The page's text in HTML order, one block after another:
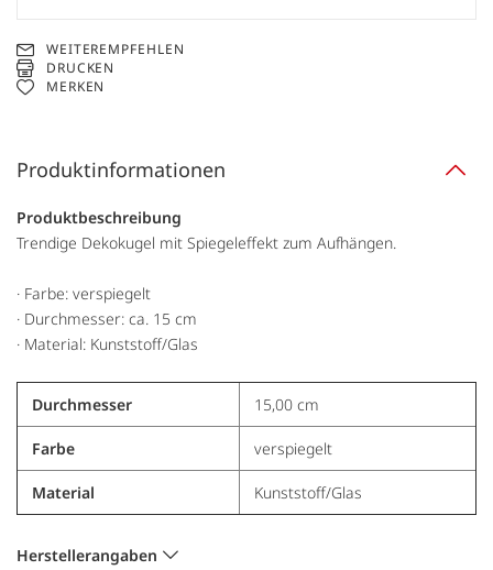
WEITEREMPFEHLEN
DRUCKEN
MERKEN
Produktinformationen
Produktbeschreibung
Trendige Dekokugel mit Spiegeleffekt zum Aufhängen.
· Farbe: verspiegelt
· Durchmesser: ca. 15 cm
· Material: Kunststoff/Glas
Durchmesser 15,00 cm
Farbe verspiegelt
Material Kunststoff/Glas
Herstellerangaben